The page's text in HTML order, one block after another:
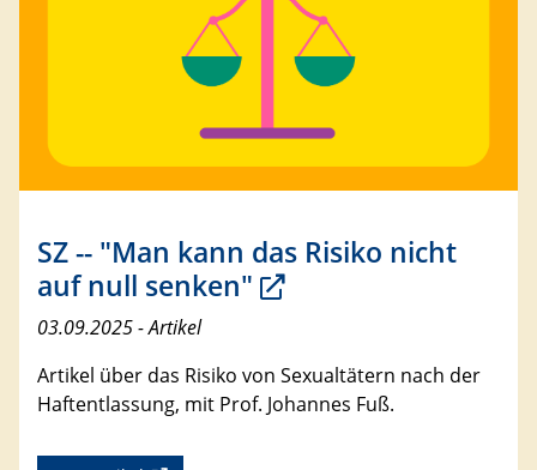
SZ -- "Man kann das Risiko nicht
auf null senken"
03.09.2025 - Artikel
Artikel über das Risiko von Sexualtätern nach der
Haftentlassung, mit Prof. Johannes Fuß.